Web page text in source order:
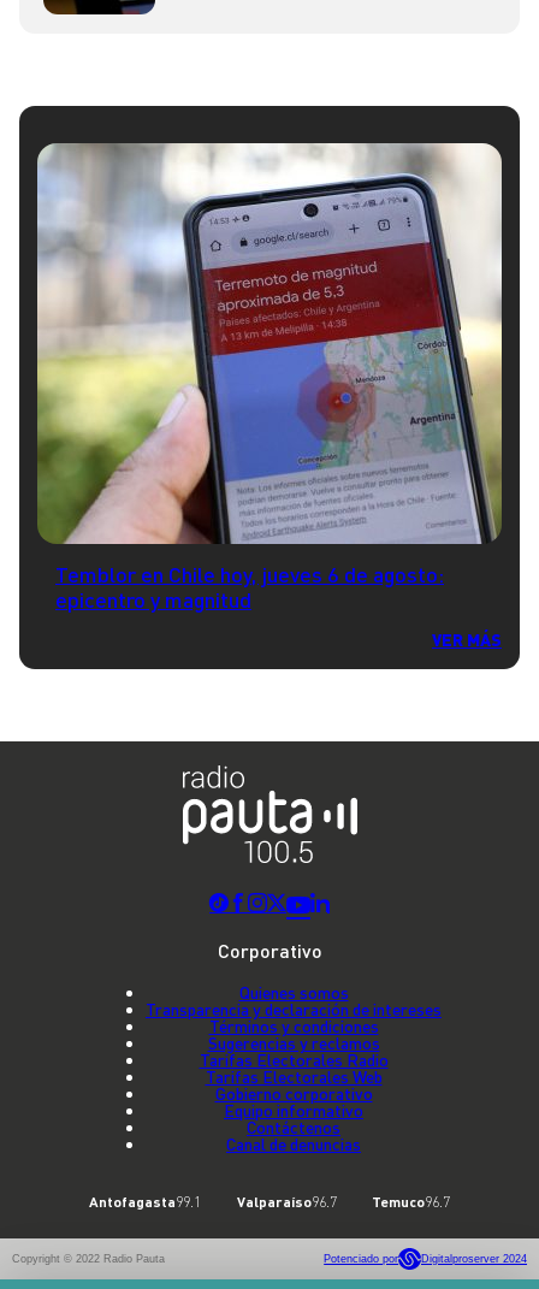
Temblor en Chile hoy, jueves 6 de agosto:
epicentro y magnitud
VER MÁS
Corporativo
Quienes somos
Transparencia y declaración de intereses
Términos y condiciones
Sugerencias y reclamos
Tarifas Electorales Radio
Tarifas Electorales Web
Gobierno corporativo
Equipo informativo
Contáctenos
Canal de denuncias
Antofagasta99.1 Valparaíso96.7 Temuco96.7
Copyright © 2022 Radio Pauta Potenciado por Digitalproserver 2024